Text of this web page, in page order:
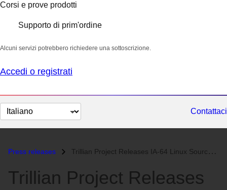
Corsi e prove prodotti
Supporto di prim'ordine
Alcuni servizi potrebbero richiedere una sottoscrizione.
Accedi o registrati
Cambia
lingua
Contattaci
Press releases Trillian Project Releases IA-64 Linux Source Code to the Open Source C...
Trillian Project Releases